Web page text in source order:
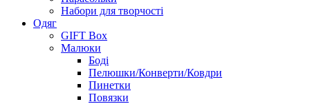
Набори для творчості
Одяг
GIFT Box
Малюки
Боді
Пелюшки/Конверти/Ковдри
Пинетки
Повязки